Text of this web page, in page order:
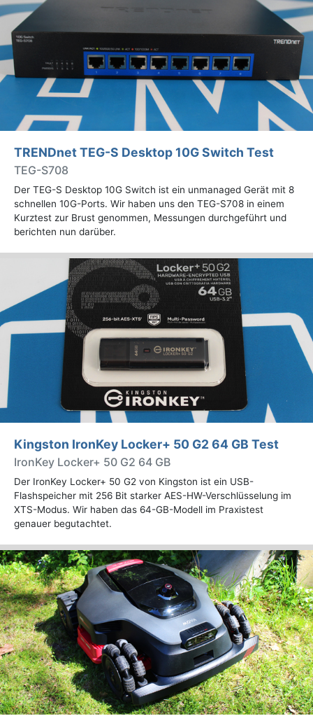
TRENDnet TEG-S Desktop 10G Switch Test
TEG-S708
Der TEG-S Desktop 10G Switch ist ein unmanaged Gerät mit 8
schnellen 10G-Ports. Wir haben uns den TEG-S708 in einem
Kurztest zur Brust genommen, Messungen durchgeführt und
berichten nun darüber.
Kingston IronKey Locker+ 50 G2 64 GB Test
IronKey Locker+ 50 G2 64 GB
Der IronKey Locker+ 50 G2 von Kingston ist ein USB-
Flashspeicher mit 256 Bit starker AES-HW-Verschlüsselung im
XTS-Modus. Wir haben das 64-GB-Modell im Praxistest
genauer begutachtet.